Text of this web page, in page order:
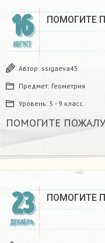
16
АВГУСТ
ПОМОГИТЕ
Автор: ssigaeva45
Предмет: Геометрия
Уровень: 5 - 9 класс
ПОМОГИТЕ
23
ДЕКАБРЬ
ПОМОГИТЕ